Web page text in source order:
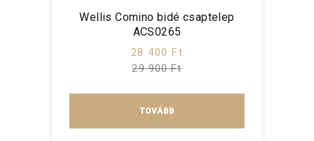
Wellis Comino bidé csaptelep
ACS0265
28 400 Ft
29 900 Ft
TOVÁBB